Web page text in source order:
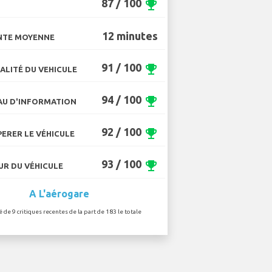
87 / 100 emoji_events
MOYENNE 12 minutes
DU VEHICULE 91 / 100 emoji_events
D'INFORMATION 94 / 100 emoji_events
LE VÉHICULE 92 / 100 emoji_events
DU VÉHICULE 93 / 100 emoji_events
A L'aérogare
de 9 critiques recentes de la part de 183 le totale